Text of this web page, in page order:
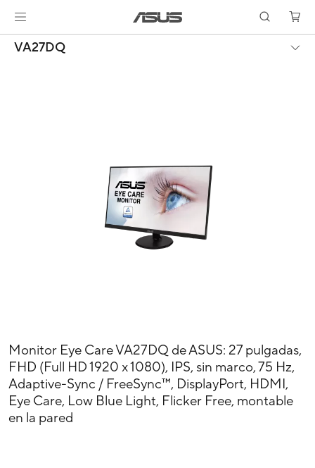
VA27DQ
Monitor Eye Care VA27DQ de ASUS: 27 pulgadas,
FHD (Full HD 1920 x 1080), IPS, sin marco, 75 Hz,
Adaptive-Sync / FreeSync™, DisplayPort, HDMI,
Eye Care, Low Blue Light, Flicker Free, montable
en la pared